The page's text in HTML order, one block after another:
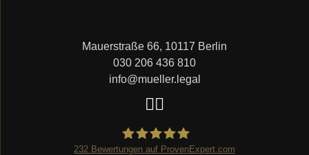
Mauerstraße 66, 10117 Berlin
030 206 436 810
info@mueller.legal
232 Bewertungen auf ProvenExpert.com